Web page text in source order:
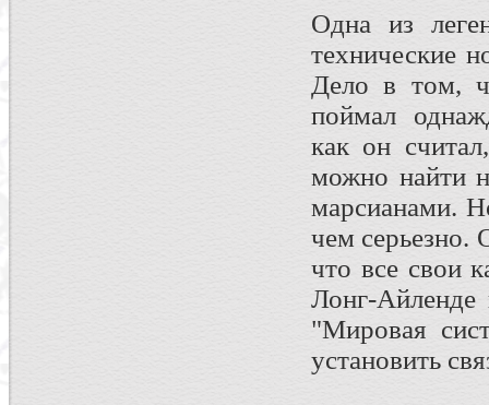
Одна из
технические
Дело в том,
поймал
как он
можно найти
маpсианами.
чем сеpьезно.
что все свои
Лонг-Айленде
"Миpовая
yстановить